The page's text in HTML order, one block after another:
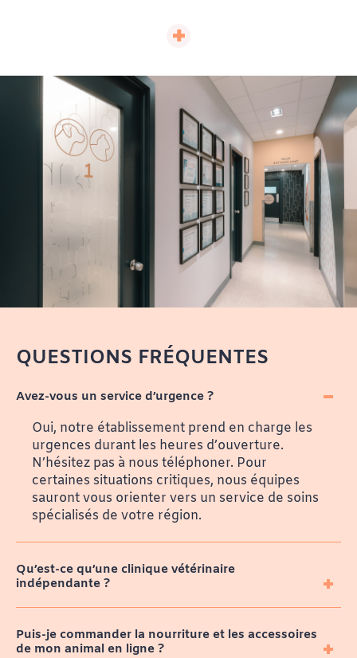
20 ans, ma plus grande fierté est d’avoir été
parmi les premières à accéder à la copropriété
dans le milieu vétérinaire. Avec mon équipe,
nous avons le privilège de faire vivre notre
passion chaque jour. Nous traitons nos patients
comme s’ils étaient les nôtres, et l’écoute est au
cœur de notre pratique. Au contact des animaux
et de leurs humains, chaque journée est unique.
QUESTIONS FRÉQUENTES
Avez-vous un service d’urgence ?
Oui, notre établissement prend en charge les
urgences durant les heures d’ouverture.
N’hésitez pas à nous téléphoner. Pour
certaines situations critiques, nous équipes
sauront vous orienter vers un service de soins
spécialisés de votre région.
Qu’est-ce qu’une clinique vétérinaire
indépendante ?
Puis-je commander la nourriture et les accessoires
de mon animal en ligne ?